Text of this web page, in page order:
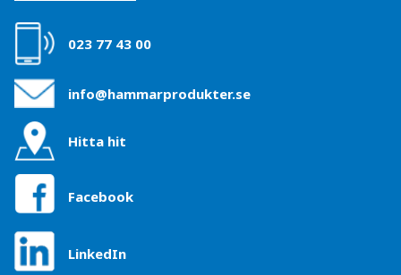
023 77 43 00
info@hammarprodukter.se
Hitta hit
Facebook
LinkedIn